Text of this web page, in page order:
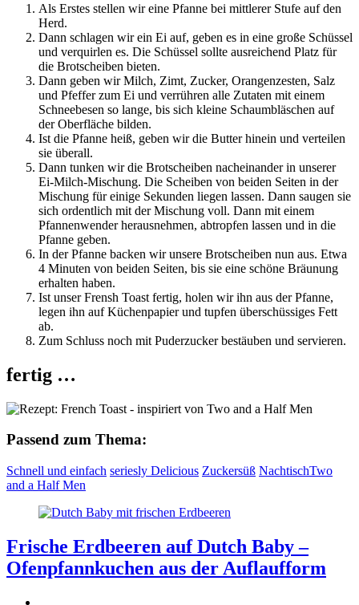
Als Erstes stellen wir eine Pfanne bei mittlerer Stufe auf den
Herd.
Dann schlagen wir ein Ei auf, geben es in eine große Schüssel
und verquirlen es. Die Schüssel sollte ausreichend Platz für
die Brotscheiben bieten.
Dann geben wir Milch, Zimt, Zucker, Orangenzesten, Salz
und Pfeffer zum Ei und verrühren alle Zutaten mit einem
Schneebesen so lange, bis sich kleine Schaumbläschen auf
der Oberfläche bilden.
Ist die Pfanne heiß, geben wir die Butter hinein und verteilen
sie überall.
Dann tunken wir die Brotscheiben nacheinander in unserer
Ei-Milch-Mischung. Die Scheiben von beiden Seiten in der
Mischung für einige Sekunden liegen lassen. Dann saugen sie
sich ordentlich mit der Mischung voll. Dann mit einem
Pfannenwender herausnehmen, abtropfen lassen und in die
Pfanne geben.
In der Pfanne backen wir unsere Brotscheiben nun aus. Etwa
4 Minuten von beiden Seiten, bis sie eine schöne Bräunung
erhalten haben.
Ist unser Frensh Toast fertig, holen wir ihn aus der Pfanne,
legen ihn auf Küchenpapier und tupfen überschüssiges Fett
ab.
Zum Schluss noch mit Puderzucker bestäuben und servieren.
fertig …
Passend zum Thema:
Schnell und einfach seriesly Delicious Zuckersüß NachtischTwo
and a Half Men
Frische Erdbeeren auf Dutch Baby –
Ofenpfannkuchen aus der Auflaufform